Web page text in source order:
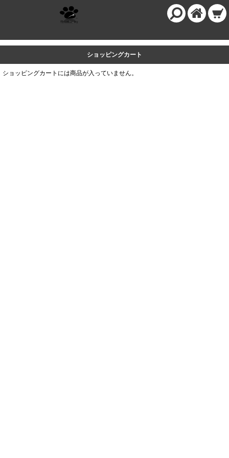
ショッピングカート
ショッピングカートには商品が入っていません。